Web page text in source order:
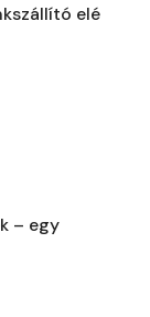
elé
– egy